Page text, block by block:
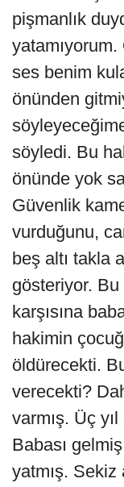
pişmanlık
ses benim
önünden
söyledi. Bu
önünde yok
Güvenlik
vurduğunu,
beş altı takla
gösteriyor. Bu
karşısına
hakimin
öldürecekti.
verecekti?
varmış. Üç yıl
Babası
yatmış. Sekiz